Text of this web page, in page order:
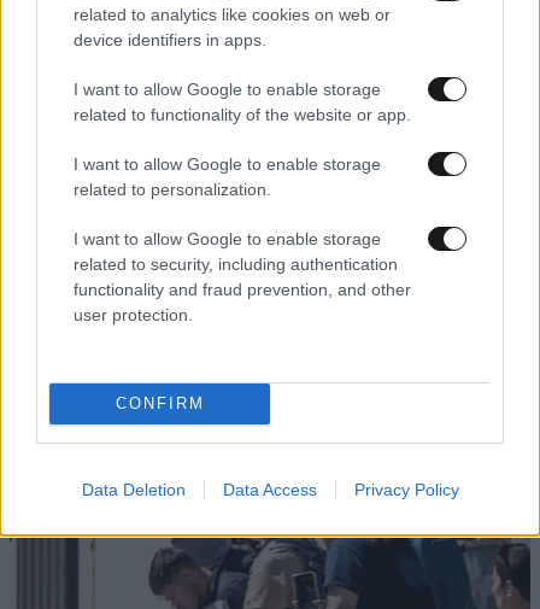
related to analytics like cookies on web or
device identifiers in apps.
I want to allow Google to enable storage
related to functionality of the website or app.
I want to allow Google to enable storage
related to personalization.
I want to allow Google to enable storage
related to security, including authentication
functionality and fraud prevention, and other
user protection.
CONFIRM
Data Deletion Data Access Privacy Policy
Στενά του Ορμούζ: Πλοία κάνουν πίσω, το Ιράν
εξελίξεις «σύντομα»